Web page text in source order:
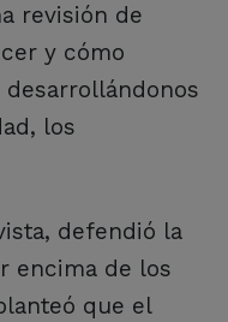
revisión de
y cómo
los
defendió la
encima de los
que el